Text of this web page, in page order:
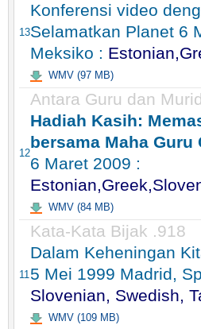
13
Konferensi video
Selamatkan Planet 6
Meksiko :
WMV (97 MB)
12
Antara Guru dan
Hadiah Kasih:
bersama Maha Guru
6 Maret 2009 :
WMV (84 MB)
11
Kata-Kata Bijak .918
Dalam Keheningan
5 Mei 1999 Madrid,
Slovenian, Swedish,
WMV (109 MB)